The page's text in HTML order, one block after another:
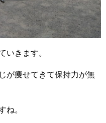
いきます。
が痩せてきて保持力が無
ね。